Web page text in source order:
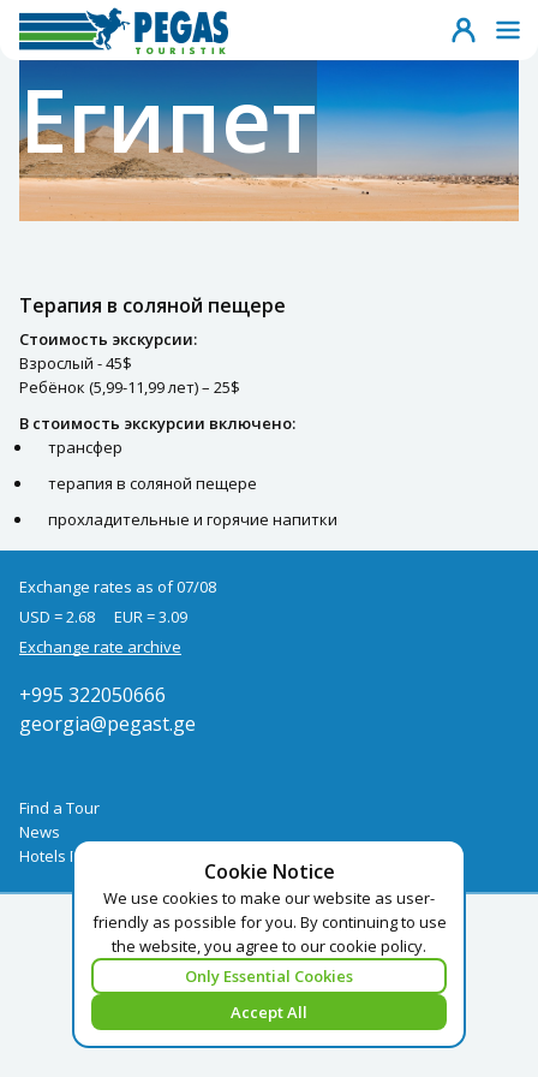
Египет
Терапия в соляной пещере
Стоимость экскурсии:
Взрослый - 45$
Ребёнок (5,99-11,99 лет) – 25$
В стоимость экскурсии включено:
трансфер
терапия в соляной пещере
прохладительные и горячие напитки
Cookie Notice
We use cookies to make our website as user-
friendly as possible for you. By continuing to use
the website, you agree to our cookie policy.
Only Essential Cookies
Accept All
Exchange rates as of 07/08
USD = 2.68
EUR = 3.09
Exchange rate archive
+995 322050666
georgia@pegast.ge
Find a Tour
News
Hotels Booking